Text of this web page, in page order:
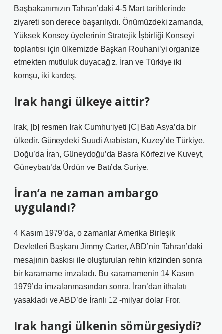
Başbakanımızın Tahran’daki 4-5 Mart tarihlerinde
ziyareti son derece başarılıydı. Önümüzdeki zamanda,
Yüksek Konsey üyelerinin Stratejik İşbirliği Konseyi
toplantısı için ülkemizde Başkan Rouhani’yi organize
etmekten mutluluk duyacağız. İran ve Türkiye iki
komşu, iki kardeş.
Irak hangi ülkeye aittir?
Irak, [b] resmen Irak Cumhuriyeti [C] Batı Asya’da bir
ülkedir. Güneydeki Suudi Arabistan, Kuzey’de Türkiye,
Doğu’da İran, Güneydoğu’da Basra Körfezi ve Kuveyt,
Güneybatı’da Ürdün ve Batı’da Suriye.
İran’a ne zaman ambargo
uygulandı?
4 Kasım 1979’da, o zamanlar Amerika Birleşik
Devletleri Başkanı Jimmy Carter, ABD’nin Tahran’daki
mesajının baskısı ile oluşturulan rehin krizinden sonra
bir kararname imzaladı. Bu kararnamenin 14 Kasım
1979’da imzalanmasından sonra, İran’dan ithalatı
yasakladı ve ABD’de İranlı 12 -milyar dolar Fror.
Irak hangi ülkenin sömürgesiydi?